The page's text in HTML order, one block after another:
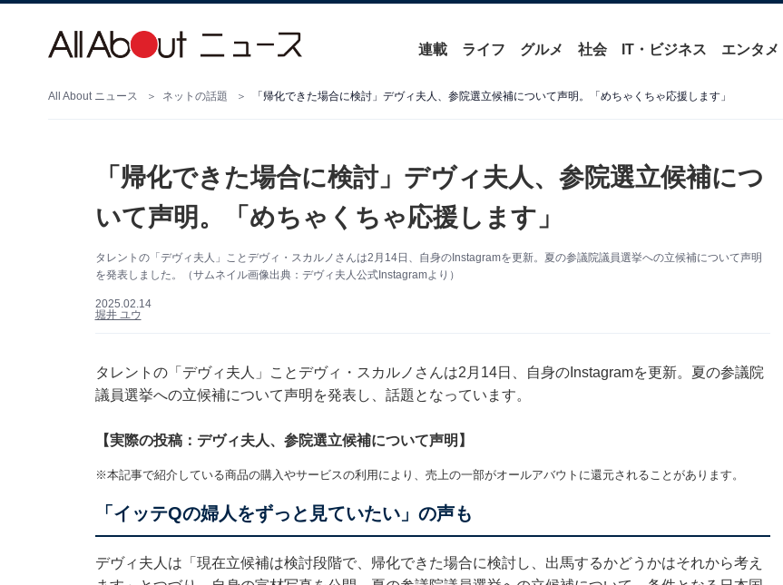
連載 ライフ グルメ 社会 IT・ビジネス エンタメ
All About ニュース ネットの話題 「帰化できた場合に検討」デヴィ夫人、参院選立候補について声明。「めちゃくちゃ応援します」
「帰化できた場合に検討」デヴィ夫人、参院選立候補につ
いて声明。「めちゃくちゃ応援します」
タレントの「デヴィ夫人」ことデヴィ・スカルノさんは2月14日、自身のInstagramを更新。夏の参議院議員選挙への立候補について声明
を発表しました。（サムネイル画像出典：デヴィ夫人公式Instagramより）
2025.02.14
堀井 ユウ
タレントの「デヴィ夫人」ことデヴィ・スカルノさんは2月14日、自身のInstagramを更新。夏の参議院
議員選挙への立候補について声明を発表し、話題となっています。
【実際の投稿：デヴィ夫人、参院選立候補について声明】
※本記事で紹介している商品の購入やサービスの利用により、売上の一部がオールアバウトに還元されることがあります。
「イッテQの婦人をずっと見ていたい」の声も
デヴィ夫人は「現在立候補は検討段階で、帰化できた場合に検討し、出馬するかどうかはそれから考え